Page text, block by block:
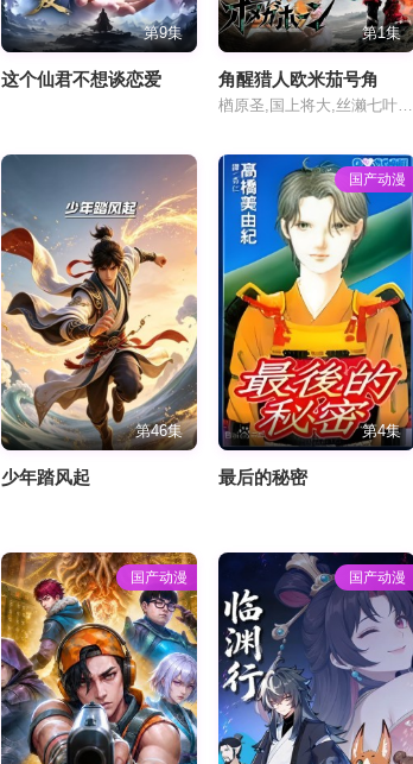
第9集
这个仙君不想谈恋爱
第1集
角醒猎人欧米茄号角
楢原圣,国上将大,丝濑七叶,田鹤翔吾,小西咏斗,光宗薰,桜庭大翔,三浦舞华,加藤清史郎,长田光平,潘惠美
第46集
少年踏风起
国产动漫
第4集
最后的秘密
国产动漫 国产动漫